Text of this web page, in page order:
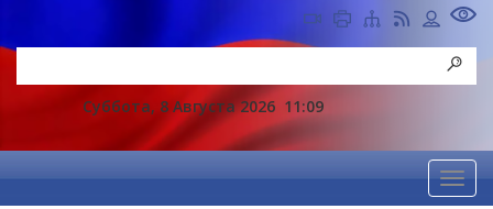
Суббота, 8 Августа 2026 11:09